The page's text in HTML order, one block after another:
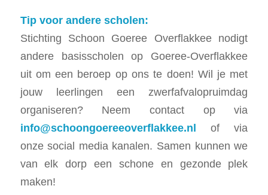
Tip voor andere scholen:
Stichting Schoon Goeree Overflakkee nodigt
andere basisscholen op Goeree‑Overflakkee
uit om een beroep op ons te doen! Wil je met
jouw leerlingen een zwerfafvalopruimdag
organiseren? Neem contact op via
info@schoongoereeoverflakkee.nl of via
onze social media kanalen. Samen kunnen we
van elk dorp een schone en gezonde plek
maken!